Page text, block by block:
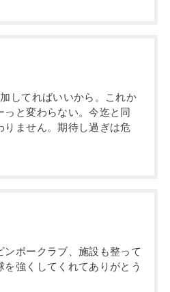
してればいいから。これか
っと変わらない。今迄と同
りません。期待し過ぎは危
ボークラブ、施設も整って
強くしてくれてありがとう